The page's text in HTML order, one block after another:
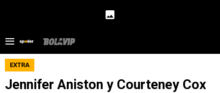
EXTRA
Jennifer Aniston y Courteney Cox